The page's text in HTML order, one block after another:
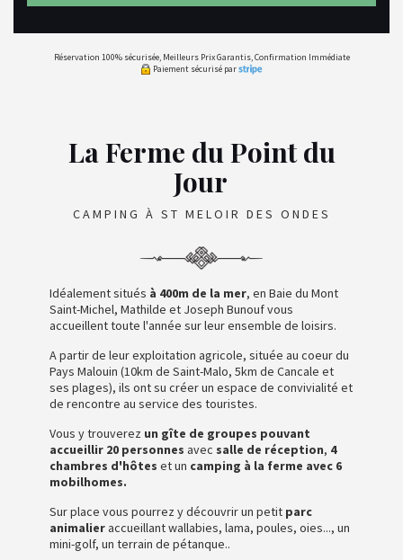
Réservation 100% sécurisée, Meilleurs Prix Garantis, Confirmation Immédiate
Paiement sécurisé par
La Ferme du Point du
Jour
CAMPING À ST MELOIR DES ONDES
Idéalement situés à 400m de la mer, en Baie du Mont
Saint-Michel, Mathilde et Joseph Bunouf vous
accueillent toute l'année sur leur ensemble de loisirs.
A partir de leur exploitation agricole, située au coeur du
Pays Malouin (10km de Saint-Malo, 5km de Cancale et
ses plages), ils ont su créer un espace de convivialité et
de rencontre au service des touristes.
Vous y trouverez un gîte de groupes pouvant
accueillir 20 personnes avec salle de réception, 4
chambres d'hôtes et un camping à la ferme avec 6
mobilhomes.
Sur place vous pourrez y découvrir un petit parc
animalier accueillant wallabies, lama, poules, oies..., un
mini-golf, un terrain de pétanque..